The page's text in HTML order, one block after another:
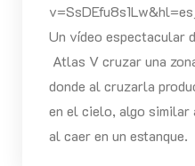
Un vídeo espectacular
Atlas V cruzar una
donde al cruzarla
en el cielo, algo similar
al caer en un estanque.